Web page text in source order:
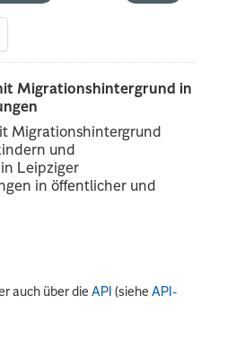
Migrationshintergrund in
Migrationshintergrund
und
Leipziger
in öffentlicher und
auch über dieAPI (sieheAPI-